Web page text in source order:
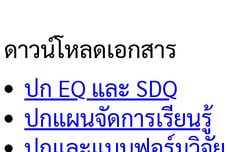
ดาวน์โหลดเอกสาร
ปก EQ และ SDQ
ปกแผนจัดการเรียนรู้